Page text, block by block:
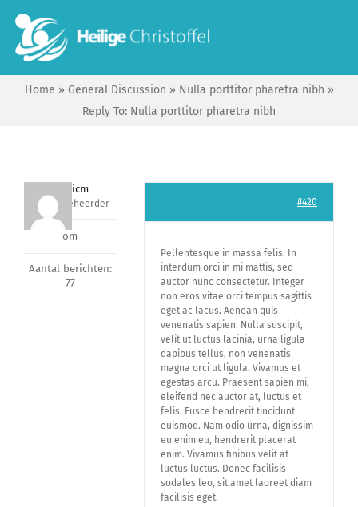
Skip
content
Ik zoek …
Lid Worden
Home » General Discussion » Nulla porttitor pharetra nibh »
Reply To: Nulla porttitor pharetra nibh
Fabiocicm
Sleutelbeheerder
om
Aantal berichten:
77
#420
Pellentesque in massa felis. In
interdum orci in mi mattis, sed
auctor nunc consectetur. Integer
non eros vitae orci tempus sagittis
eget ac lacus. Aenean quis
venenatis sapien. Nulla suscipit,
velit ut luctus lacinia, urna ligula
dapibus tellus, non venenatis
magna orci ut ligula. Vivamus et
egestas arcu. Praesent sapien mi,
eleifend nec auctor at, luctus et
felis. Fusce hendrerit tincidunt
euismod. Nam odio urna, dignissim
eu enim eu, hendrerit placerat
enim. Vivamus finibus velit at
luctus luctus. Donec facilisis
sodales leo, sit amet laoreet diam
facilisis eget.